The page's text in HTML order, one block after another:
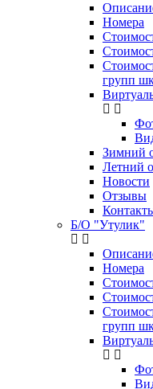
Номера
групп
Зимний
Летний
Новости
Отзывы
Б/О "Утулик"
Номера
групп